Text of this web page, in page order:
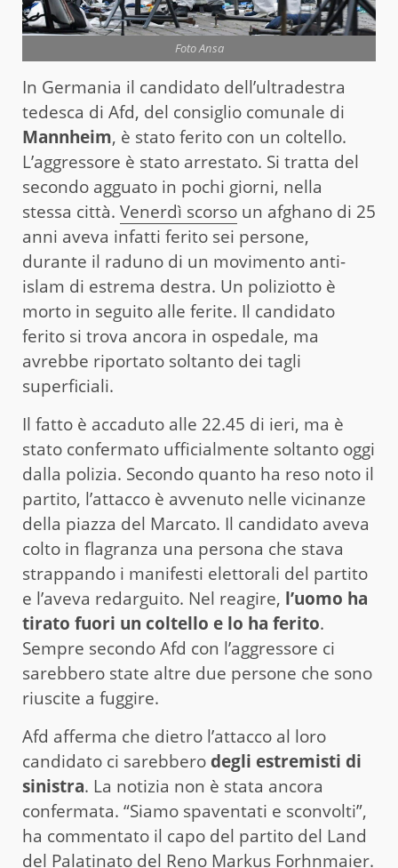
Foto Ansa
In Germania il candidato dell’ultradestra
tedesca di Afd, del consiglio comunale di
Mannheim, è stato ferito con un coltello.
L’aggressore è stato arrestato. Si tratta del
secondo agguato in pochi giorni, nella
stessa città. Venerdì scorso un afghano di 25
anni aveva infatti ferito sei persone,
durante il raduno di un movimento anti-
islam di estrema destra. Un poliziotto è
morto in seguito alle ferite. Il candidato
ferito si trova ancora in ospedale, ma
avrebbe riportato soltanto dei tagli
superficiali.
Il fatto è accaduto alle 22.45 di ieri, ma è
stato confermato ufficialmente soltanto oggi
dalla polizia. Secondo quanto ha reso noto il
partito, l’attacco è avvenuto nelle vicinanze
della piazza del Marcato. Il candidato aveva
colto in flagranza una persona che stava
strappando i manifesti elettorali del partito
e l’aveva redarguito. Nel reagire, l’uomo ha
tirato fuori un coltello e lo ha ferito.
Sempre secondo Afd con l’aggressore ci
sarebbero state altre due persone che sono
riuscite a fuggire.
Afd afferma che dietro l’attacco al loro
candidato ci sarebbero degli estremisti di
sinistra. La notizia non è stata ancora
confermata. “Siamo spaventati e sconvolti”,
ha commentato il capo del partito del Land
del Palatinato del Reno Markus Forhnmaier.